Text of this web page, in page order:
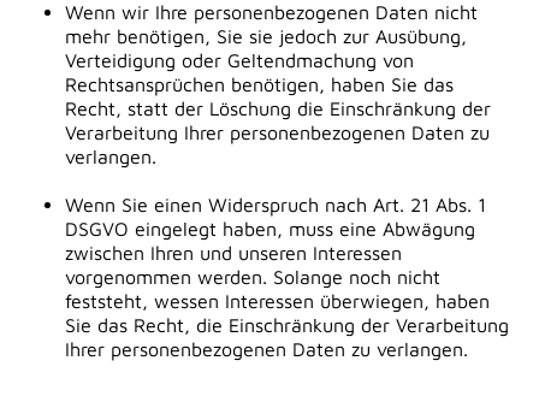
Wenn wir Ihre personenbezogenen Daten nicht
mehr benötigen, Sie sie jedoch zur Ausübung,
Verteidigung oder Geltendmachung von
Rechtsansprüchen benötigen, haben Sie das
Recht, statt der Löschung die Einschränkung der
Verarbeitung Ihrer personenbezogenen Daten zu
verlangen.
Wenn Sie einen Widerspruch nach Art. 21 Abs. 1
DSGVO eingelegt haben, muss eine Abwägung
zwischen Ihren und unseren Interessen
vorgenommen werden. Solange noch nicht
feststeht, wessen Interessen überwiegen, haben
Sie das Recht, die Einschränkung der Verarbeitung
Ihrer personenbezogenen Daten zu verlangen.